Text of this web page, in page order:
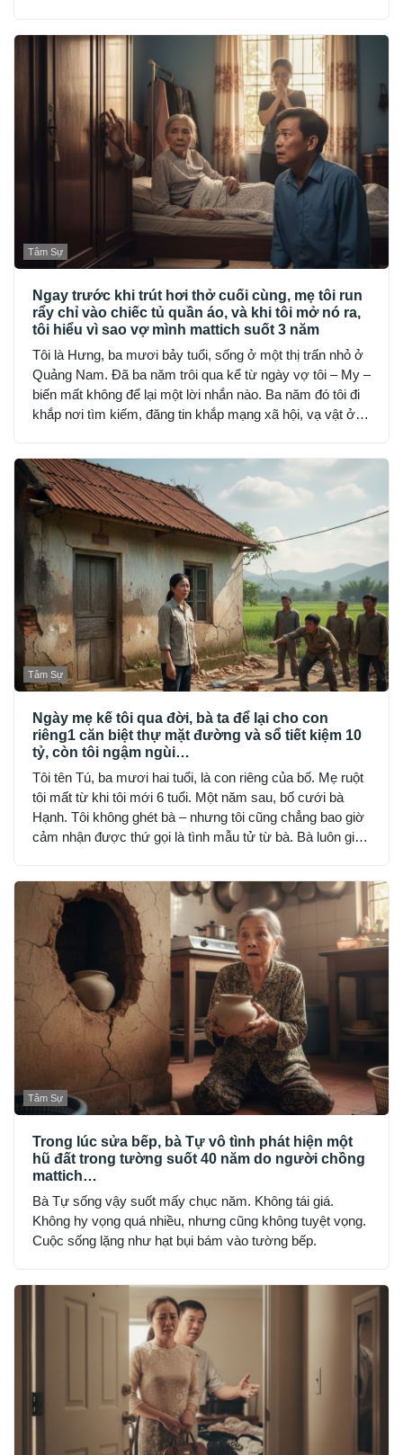
Tâm Sự
Ngay trước khi trút hơi thở cuối cùng, mẹ tôi run
rẩy chỉ vào chiếc tủ quần áo, và khi tôi mở nó ra,
tôi hiểu vì sao vợ mình mattich suốt 3 năm
Tôi là Hưng, ba mươi bảy tuổi, sống ở một thị trấn nhỏ ở
Quảng Nam. Đã ba năm trôi qua kể từ ngày vợ tôi – My –
biến mất không để lại một lời nhắn nào. Ba năm đó tôi đi
khắp nơi tìm kiếm, đăng tin khắp mạng xã hội, vạ vật ở
Tâm Sự
Ngày mẹ kế tôi qua đời, bà ta để lại cho con
riêng1 căn biệt thự mặt đường và sổ tiết kiệm 10
tỷ, còn tôi ngậm ngùi…
Tôi tên Tú, ba mươi hai tuổi, là con riêng của bố. Mẹ ruột
tôi mất từ khi tôi mới 6 tuổi. Một năm sau, bố cưới bà
Hạnh. Tôi không ghét bà – nhưng tôi cũng chẳng bao giờ
cảm nhận được thứ gọi là tình mẫu tử từ bà. Bà luôn giữ
Tâm Sự
Trong lúc sửa bếp, bà Tự vô tình phát hiện một
hũ đất trong tường suốt 40 năm do người chồng
mattich…
Bà Tự sống vậy suốt mấy chục năm. Không tái giá.
Không hy vọng quá nhiều, nhưng cũng không tuyệt vọng.
Cuộc sống lặng như hạt bụi bám vào tường bếp.